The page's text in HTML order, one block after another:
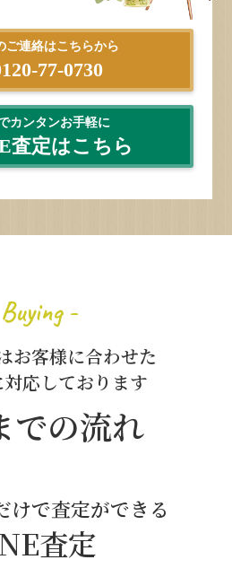
ご連絡はこちらから
77-0730
カンタンお手軽に
査定はこちら
-
お客様に合わせた
応しております
での流れ
けで査定ができる
査定